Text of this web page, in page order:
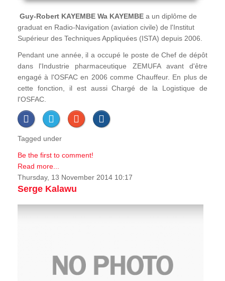
Guy-Robert KAYEMBE Wa KAYEMBE a un diplôme de
graduat en Radio-Navigation (aviation civile) de l'Institut
Supérieur des Techniques Appliquées (ISTA) depuis 2006.
Pendant une année, il a occupé le poste de Chef de dépôt
dans l'Industrie pharmaceutique ZEMUFA avant d'être
engagé à l'OSFAC en 2006 comme Chauffeur. En plus de
cette fonction, il est aussi Chargé de la Logistique de
l'OSFAC.
Tagged under
Be the first to comment!
Read more...
Thursday, 13 November 2014 10:17
Serge Kalawu